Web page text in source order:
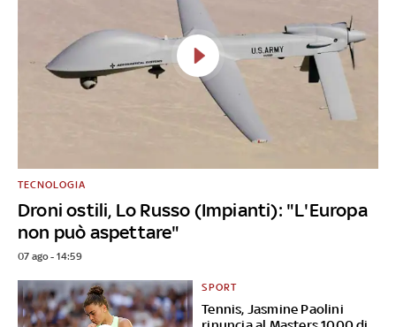
Droni ostili, Lo Russo (Impianti): "L'Europa
non può aspettare"
TECNOLOGIA
07 ago - 14:59
Tennis, Jasmine Paolini
SPORT